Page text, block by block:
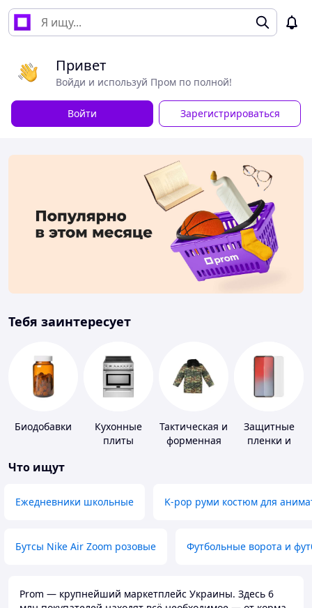
Привет
Войди и используй Пром по полной!
Войти Зарегистрироваться
Тебя заинтересует
Биодобавки
Кухонные
плиты
Тактическая и
форменная
Защитные
пленки и
Что ищут
Ежедневники школьные K-pop руми костюм для
Бутсы Nike Air Zoom розовые Футбольные ворота и
Prom — крупнейший маркетплейс Украины. Здесь 6